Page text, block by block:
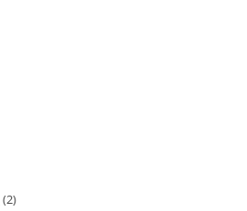
(2)